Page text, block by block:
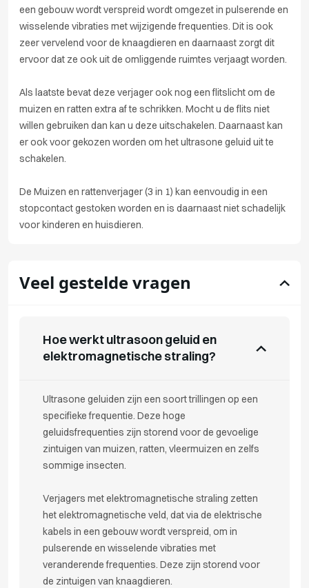
een gebouw wordt verspreid wordt omgezet in pulserende en
wisselende vibraties met wijzigende frequenties. Dit is ook
zeer vervelend voor de knaagdieren en daarnaast zorgt dit
ervoor dat ze ook uit de omliggende ruimtes verjaagt worden.
Als laatste bevat deze verjager ook nog een flitslicht om de
muizen en ratten extra af te schrikken. Mocht u de flits niet
willen gebruiken dan kan u deze uitschakelen. Daarnaast kan
er ook voor gekozen worden om het ultrasone geluid uit te
schakelen.
De Muizen en rattenverjager (3 in 1) kan eenvoudig in een
stopcontact gestoken worden en is daarnaast niet schadelijk
voor kinderen en huisdieren.
Veel gestelde vragen
Hoe werkt ultrasoon geluid en
elektromagnetische straling?
Ultrasone geluiden zijn een soort trillingen op een
specifieke frequentie. Deze hoge
geluidsfrequenties zijn storend voor de gevoelige
zintuigen van muizen, ratten, vleermuizen en zelfs
sommige insecten.
Verjagers met elektromagnetische straling zetten
het elektromagnetische veld, dat via de elektrische
kabels in een gebouw wordt verspreid, om in
pulserende en wisselende vibraties met
veranderende frequenties. Deze zijn storend voor
de zintuigen van knaagdieren.